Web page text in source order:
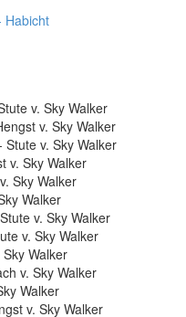
v. Sky Walker
v. Sky Walker
Stute v. Sky Walker
v. Sky Walker
Sky Walker
Walker
v. Sky Walker
v. Sky Walker
Walker
v. Sky Walker
Walker
v. Sky Walker